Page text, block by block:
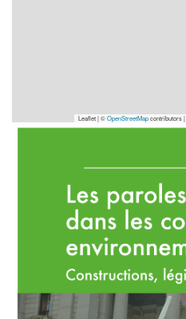
Leaflet | ©OpenStreetMapcontributors|